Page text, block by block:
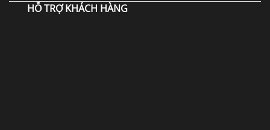
HỖ TRỢ KHÁCH HÀNG